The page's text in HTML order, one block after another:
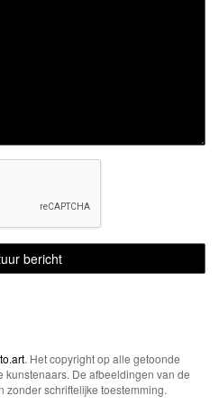
. Het copyright op alle getoonde
kunstenaars. De afbeeldingen van de
schriftelijke toestemming.